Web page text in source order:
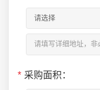
* 采购面积：